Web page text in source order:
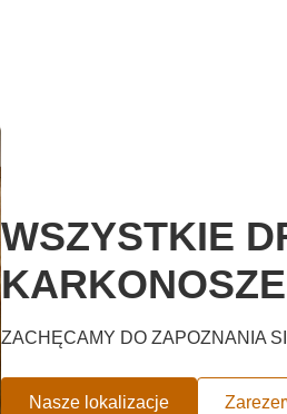
WSZYSTKIE
ZACHĘCAMY DO ZAPOZNANIA
Nasze lokalizacje